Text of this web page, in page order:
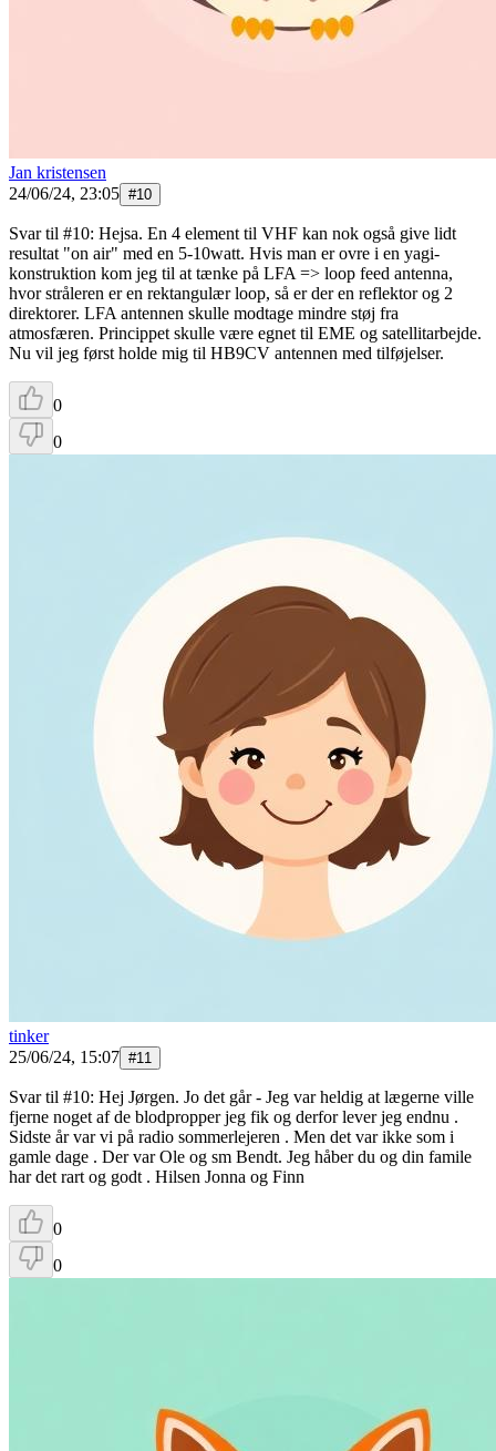
Jan kristensen
24/06/24, 23:05 #10
Svar til #10: Hejsa. En 4 element til VHF kan nok også give lidt
resultat "on air" med en 5-10watt. Hvis man er ovre i en yagi-
konstruktion kom jeg til at tænke på LFA => loop feed antenna,
hvor stråleren er en rektangulær loop, så er der en reflektor og 2
direktorer. LFA antennen skulle modtage mindre støj fra
atmosfæren. Princippet skulle være egnet til EME og satellitarbejde.
Nu vil jeg først holde mig til HB9CV antennen med tilføjelser.
0
0
tinker
25/06/24, 15:07 #11
Svar til #10: Hej Jørgen. Jo det går - Jeg var heldig at lægerne ville
fjerne noget af de blodpropper jeg fik og derfor lever jeg endnu .
Sidste år var vi på radio sommerlejeren . Men det var ikke som i
gamle dage . Der var Ole og sm Bendt. Jeg håber du og din famile
har det rart og godt . Hilsen Jonna og Finn
0
0